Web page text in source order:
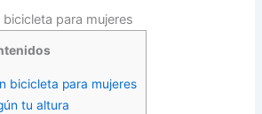
para mujeres
bicicleta para mujeres
tu altura